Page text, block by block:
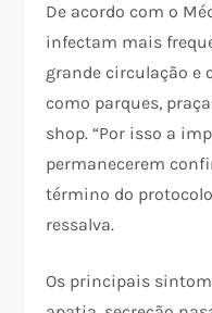
De acordo com o
infectam mais
grande circulação e
como parques,
shop. “Por isso a
permanecerem
término do
ressalva.
Os principais